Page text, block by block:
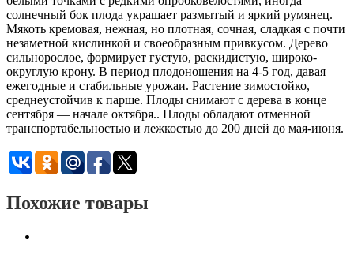
солнечный бок плода украшает размытый и яркий румянец.
Мякоть кремовая, нежная, но плотная, сочная, сладкая с почти
незаметной кислинкой и своеобразным привкусом. Дерево
сильнорослое, формирует густую, раскидистую, широко-
округлую крону. В период плодоношения на 4-5 год, давая
ежегодные и стабильные урожаи. Растение зимостойко,
среднеустойчив к парше. Плоды снимают с дерева в конце
сентября — начале октября.. Плоды обладают отменной
транспортабельностью и лежкостью до 200 дней до мая-июня.
Похожие товары